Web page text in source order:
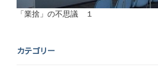
「業捨」の不思議 １
カテゴリー